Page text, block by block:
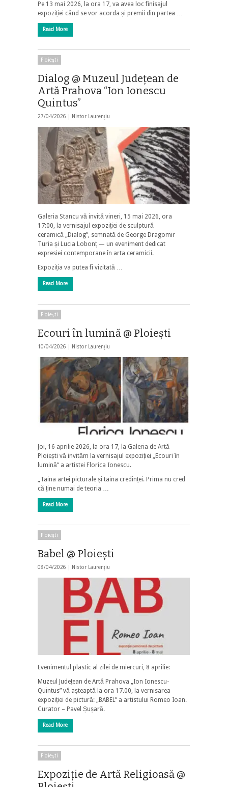
Pe 13 mai 2026, la ora 17, va avea loc finisajul
expoziției când se vor acorda și premii din partea …
Read More
Ploieşti
Dialog @ Muzeul Județean de
Artă Prahova “Ion Ionescu
Quintus”
27/04/2026 | Nistor Laurențiu
Galeria Stancu vă invită vineri, 15 mai 2026, ora
17:00, la vernisajul expoziției de sculptură
ceramică „Dialog”, semnată de George Dragomir
Turia și Lucia Lobonț — un eveniment dedicat
expresiei contemporane în arta ceramicii.
Expoziția va putea fi vizitată …
Read More
Ploieşti
Ecouri în lumină @ Ploiești
10/04/2026 | Nistor Laurențiu
Joi, 16 aprilie 2026, la ora 17, la Galeria de Artă
Ploiești vă invităm la vernisajul expoziției „Ecouri în
lumină” a artistei Florica Ionescu.
„Taina artei picturale și taina credinței. Prima nu cred
că ține numai de teoria …
Read More
Ploieşti
Babel @ Ploiești
08/04/2026 | Nistor Laurențiu
Evenimentul plastic al zilei de miercuri, 8 aprilie:
Muzeul Județean de Artă Prahova „Ion Ionescu-
Quintus” vă așteaptă la ora 17.00, la vernisarea
expoziției de pictură: „BABEL” a artistului Romeo Ioan.
Curator – Pavel Șușară.
Read More
Ploieşti
Expoziție de Artă Religioasă @